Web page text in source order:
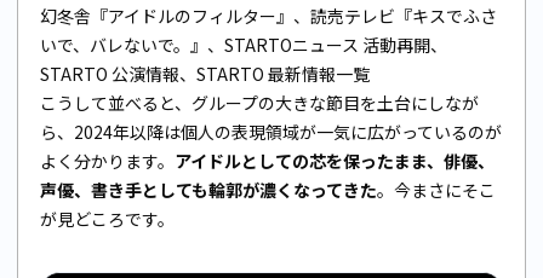
幻冬舎『アイドルのフィルター』 、 読売テレビ『キスでふさ
いで、バレないで。』 、 STARTOニュース 活動再開、
STARTO 公演情報、 STARTO 最新情報一覧
こうして並べると、グループの大きな節目を土台にしなが
ら、2024年以降は個人の表現領域が一気に広がっているのが
よく分かります。 アイドルとしての芯を保ったまま、俳優、
声優、書き手としても輪郭が濃くなってきた。今まさにそこ
が見どころです。